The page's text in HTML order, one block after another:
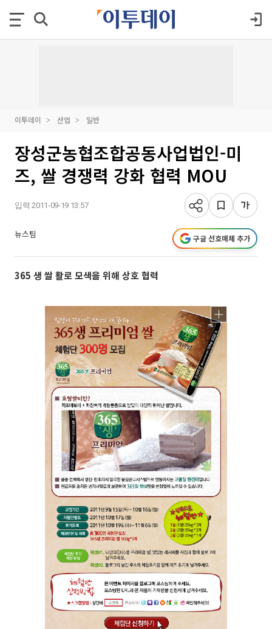
이투데이 산업 일반
장성군농협조합공동사업법인-미
즈, 쌀 경쟁력 강화 협력 MOU
입력 2011-09-19 13:57
뉴스팀 구글 선호매체 추가
365 생 쌀 활로 모색을 위해 상호 협력